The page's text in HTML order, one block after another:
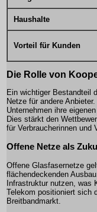
Haushalte
Vorteil für Kunden
Die Rolle von
Ein wichtiger Bestandteil
Netze für andere
Unternehmen ihre
Dies stärkt den
für Verbraucherinnen und
Offene Netze als
Offene Glasfasernetze
flächendeckenden
Infrastruktur nutzen, was
Telekom positioniert sich
Breitbandmarkt.